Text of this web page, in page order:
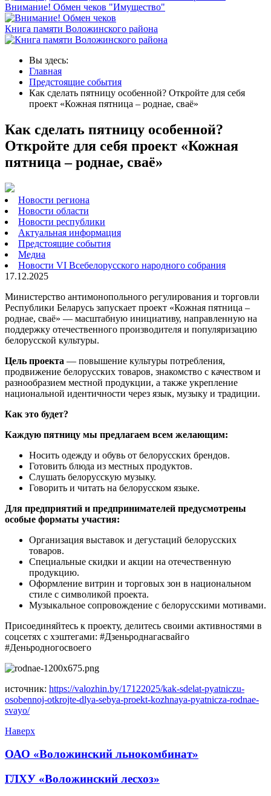
Внимание! Обмен чеков "Имущество"
Книга памяти Воложинского района
Вы здесь:
Главная
Предстоящие события
Как сделать пятницу особенной? Откройте для себя
проект «Кожная пятница – роднае, сваё»
Как сделать пятницу особенной?
Откройте для себя проект «Кожная
пятница – роднае, сваё»
Новости региона
Новости области
Новости республики
Актуальная информация
Предстоящие события
Медиа
Новости VI Всебелорусского народного собрания
17.12.2025
Министерство антимонопольного регулирования и торговли
Республики Беларусь запускает проект «Кожная пятница –
роднае, сваё» — масштабную инициативу, направленную на
поддержку отечественного производителя и популяризацию
белорусской культуры.
Цель проекта — повышение культуры потребления,
продвижение белорусских товаров, знакомство с качеством и
разнообразием местной продукции, а также укрепление
национальной идентичности через язык, музыку и традиции.
Как это будет?
Каждую пятницу мы предлагаем всем желающим:
Носить одежду и обувь от белорусских брендов.
Готовить блюда из местных продуктов.
Слушать белорусскую музыку.
Говорить и читать на белорусском языке.
Для предприятий и предпринимателей предусмотрены
особые форматы участия:
Организация выставок и дегустаций белорусских
товаров.
Специальные скидки и акции на отечественную
продукцию.
Оформление витрин и торговых зон в национальном
стиле с символикой проекта.
Музыкальное сопровождение с белорусскими мотивами.
Присоединяйтесь к проекту, делитесь своими активностями в
соцсетях с хэштегами: #Дзеньроднагасвайго
#Деньродногосвоего
источник: https://valozhin.by/17122025/kak-sdelat-pyatniczu-
osobennoj-otkrojte-dlya-sebya-proekt-kozhnaya-pyatnicza-rodnae-
svayo/
Наверх
ОАО «Воложинский льнокомбинат»
ГЛXУ «Воложинский лесхоз»